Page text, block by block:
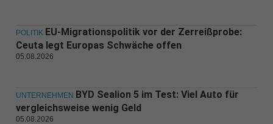
POLITIK EU-Migrationspolitik vor der Zerreißprobe:
Ceuta legt Europas Schwäche offen
05.08.2026
UNTERNEHMEN BYD Sealion 5 im Test: Viel Auto für
vergleichsweise wenig Geld
05.08.2026